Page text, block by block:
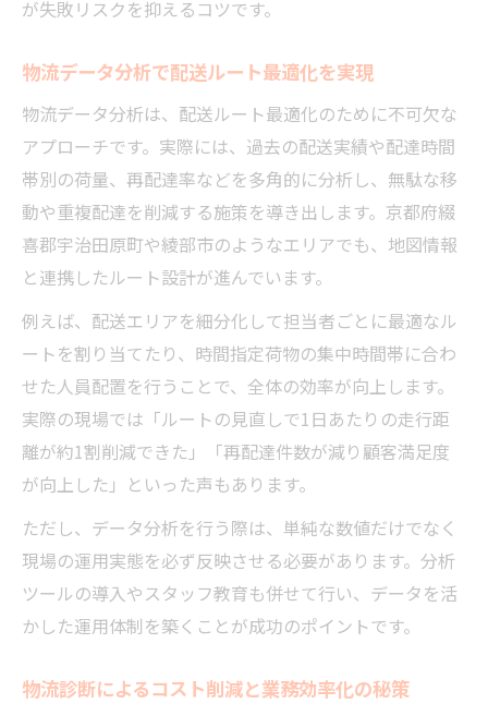
が失敗リスクを抑えるコツです。
物流データ分析で配送ルート最適化を実現
物流データ分析は、配送ルート最適化のために不可欠な
アプローチです。実際には、過去の配送実績や配達時間
帯別の荷量、再配達率などを多角的に分析し、無駄な移
動や重複配達を削減する施策を導き出します。京都府綴
喜郡宇治田原町や綾部市のようなエリアでも、地図情報
と連携したルート設計が進んでいます。
例えば、配送エリアを細分化して担当者ごとに最適なル
ートを割り当てたり、時間指定荷物の集中時間帯に合わ
せた人員配置を行うことで、全体の効率が向上します。
実際の現場では「ルートの見直しで1日あたりの走行距
離が約1割削減できた」「再配達件数が減り顧客満足度
が向上した」といった声もあります。
ただし、データ分析を行う際は、単純な数値だけでなく
現場の運用実態を必ず反映させる必要があります。分析
ツールの導入やスタッフ教育も併せて行い、データを活
かした運用体制を築くことが成功のポイントです。
物流診断によるコスト削減と業務効率化の秘策